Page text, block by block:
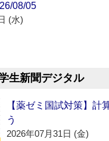
08/05
(水)
生新聞デジタル
【薬ゼミ国試対策】計
う
2026年07月31日 (金)